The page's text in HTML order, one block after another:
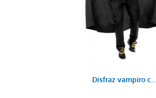
Disfraz vampiro c...